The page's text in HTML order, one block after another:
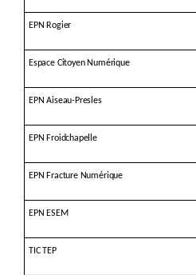
EPN Rogier
Espace Citoyen Numérique
EPN Aiseau-Presles
EPN Froidchapelle
EPN Fracture Numérique
EPN ESEM
TIC TEP